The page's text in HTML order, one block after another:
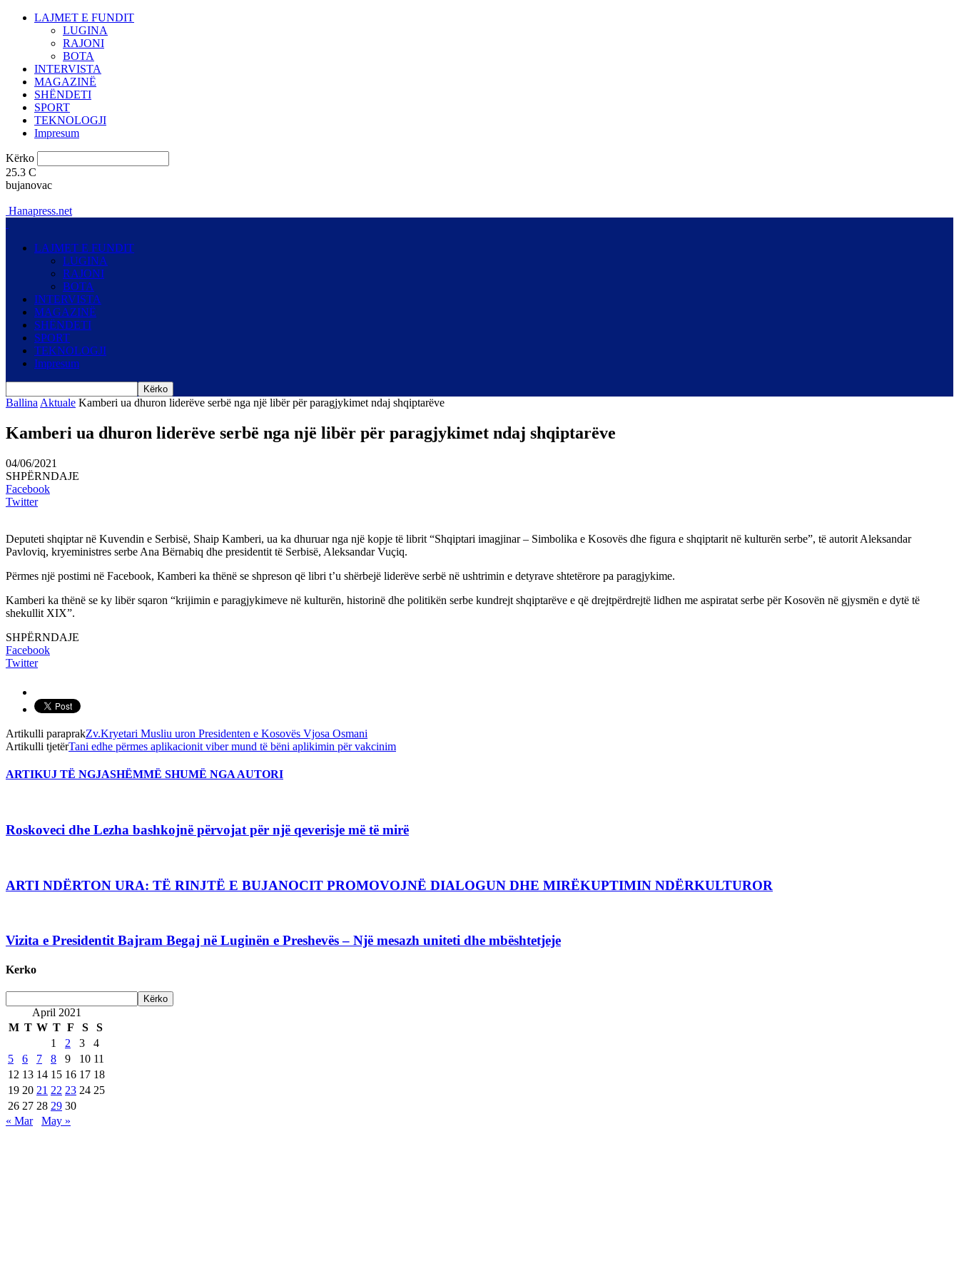
LAJMET E FUNDIT
LUGINA
RAJONI
BOTA
INTERVISTA
MAGAZINË
SHËNDETI
SPORT
TEKNOLOGJI
Impresum
Kërko
25.3 C
bujanovac
Hanapress.net
LAJMET E FUNDIT
LUGINA
RAJONI
BOTA
INTERVISTA
MAGAZINË
SHËNDETI
SPORT
TEKNOLOGJI
Impresum
Ballina Aktuale Kamberi ua dhuron liderëve serbë nga një libër për paragjykimet ndaj shqiptarëve
Kamberi ua dhuron liderëve serbë nga një libër për paragjykimet ndaj shqiptarëve
04/06/2021
SHPËRNDAJE
Facebook
Twitter
Deputeti shqiptar në Kuvendin e Serbisë, Shaip Kamberi, ua ka dhuruar nga një kopje të librit “Shqiptari imagjinar – Simbolika e Kosovës dhe figura e shqiptarit në kulturën serbe”, të autorit Aleksandar
Pavloviq, kryeministres serbe Ana Bërnabiq dhe presidentit të Serbisë, Aleksandar Vuçiq.
Përmes një postimi në Facebook, Kamberi ka thënë se shpreson që libri t’u shërbejë liderëve serbë në ushtrimin e detyrave shtetërore pa paragjykime.
Kamberi ka thënë se ky libër sqaron “krijimin e paragjykimeve në kulturën, historinë dhe politikën serbe kundrejt shqiptarëve e që drejtpërdrejtë lidhen me aspiratat serbe për Kosovën në gjysmën e dytë të
shekullit XIX”.
SHPËRNDAJE
Facebook
Twitter
Artikulli paraprakZv.Kryetari Musliu uron Presidenten e Kosovës Vjosa Osmani
Artikulli tjetërTani edhe përmes aplikacionit viber mund të bëni aplikimin për vakcinim
ARTIKUJ TË NGJASHËMMË SHUMË NGA AUTORI
Roskoveci dhe Lezha bashkojnë përvojat për një qeverisje më të mirë
ARTI NDËRTON URA: TË RINJTË E BUJANOCIT PROMOVOJNË DIALOGUN DHE MIRËKUPTIMIN NDËRKULTUROR
Vizita e Presidentit Bajram Begaj në Luginën e Preshevës – Një mesazh uniteti dhe mbështetjeje
Kerko
April 2021
M T W T F S
S
1
2 3
4
5
6 7 8 9 10 11
12 13 14 15 16 17 18
19 20 21 22 23 24 25
26 27 28 29 30
« Mar
May »